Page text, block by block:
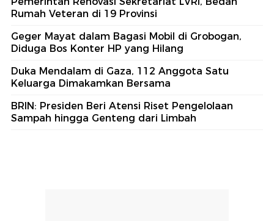
Rumah Veteran di 19 Provinsi
Geger Mayat dalam Bagasi Mobil di Grobogan,
Diduga Bos Konter HP yang Hilang
Duka Mendalam di Gaza, 112 Anggota Satu
Keluarga Dimakamkan Bersama
BRIN: Presiden Beri Atensi Riset Pengelolaan
Sampah hingga Genteng dari Limbah